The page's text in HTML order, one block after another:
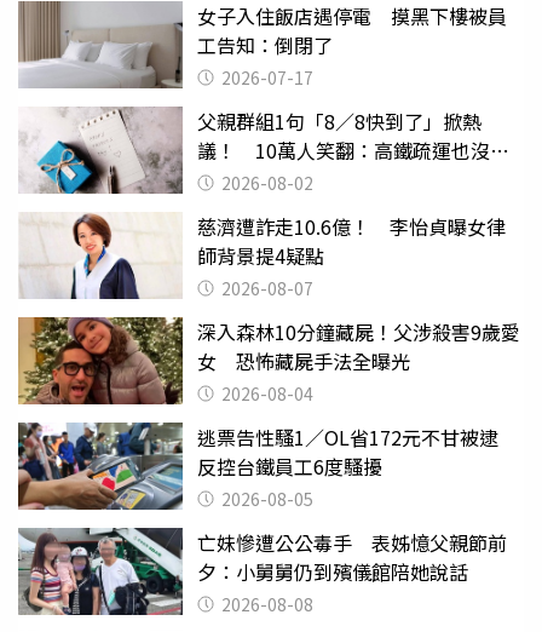
女子入住飯店遇停電 摸黑下樓被員
工告知：倒閉了
2026-07-17
父親群組1句「8／8快到了」掀熱
議！ 10萬人笑翻：高鐵疏運也沒列
父親節
2026-08-02
慈濟遭詐走10.6億！ 李怡貞曝女律
師背景提4疑點
2026-08-07
深入森林10分鐘藏屍！父涉殺害9歲愛
女 恐怖藏屍手法全曝光
2026-08-04
逃票告性騷1／OL省172元不甘被逮
反控台鐵員工6度騷擾
2026-08-05
亡妹慘遭公公毒手 表姊憶父親節前
夕：小舅舅仍到殯儀館陪她說話
2026-08-08